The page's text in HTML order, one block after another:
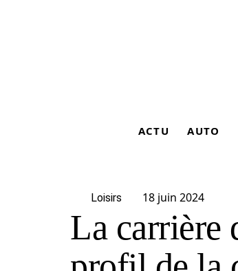
ACTU AUTO
Loisirs 18 juin 2024
La carrière